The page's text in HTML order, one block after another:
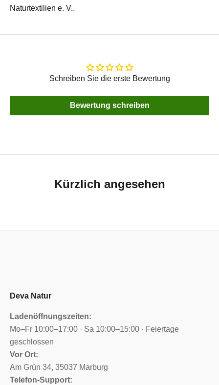
Naturtextilien e. V..
Schreiben Sie die erste Bewertung
Bewertung schreiben
Kürzlich angesehen
Deva Natur
Ladenöffnungszeiten:
Mo–Fr 10:00–17:00 · Sa 10:00–15:00 · Feiertage
geschlossen
Vor Ort:
Am Grün 34, 35037 Marburg
Telefon-Support: